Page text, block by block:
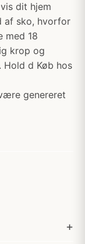
dit hjem
af sko, hvorfor
med 18
krop og
Hold d Køb hos
genereret